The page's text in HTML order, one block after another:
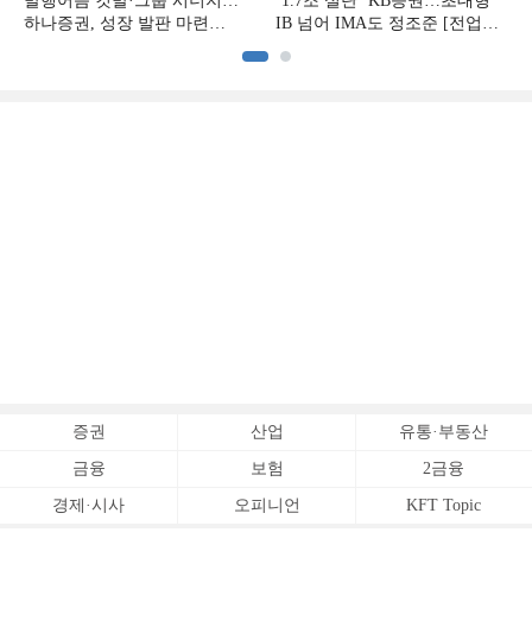
하나증권, 성장 발판 마련
IB 넘어 IMA도 정조준 [전업계
증권 산업 유통·부동산
금융 보험 2금융
경제·시사 오피니언 KFT Topic